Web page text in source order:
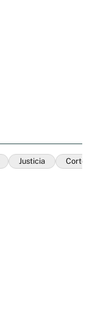
Justicia Corte